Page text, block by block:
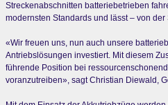
Streckenabschnitten batteriebetrieben
modernsten Standards und lässt – von
«Wir freuen uns, nun auch unsere
Antriebslösungen investiert. Mit diesem
führende Position bei
voranzutreiben», sagt Christian Diewald,